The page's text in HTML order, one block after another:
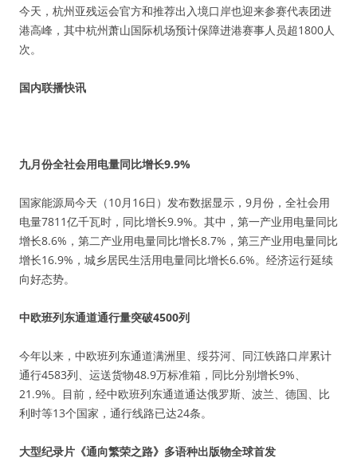
今天，杭州亚残运会官方和推荐出入境口岸也迎来参赛代表团进
港高峰，其中杭州萧山国际机场预计保障进港赛事人员超1800人
次。
国内联播快讯
九月份全社会用电量同比增长9.9%
国家能源局今天（10月16日）发布数据显示，9月份，全社会用
电量7811亿千瓦时，同比增长9.9%。其中，第一产业用电量同比
增长8.6%，第二产业用电量同比增长8.7%，第三产业用电量同比
增长16.9%，城乡居民生活用电量同比增长6.6%。经济运行延续
向好态势。
中欧班列东通道通行量突破4500列
今年以来，中欧班列东通道满洲里、绥芬河、同江铁路口岸累计
通行4583列、运送货物48.9万标准箱，同比分别增长9%、
21.9%。目前，经中欧班列东通道通达俄罗斯、波兰、德国、比
利时等13个国家，通行线路已达24条。
大型纪录片《通向繁荣之路》多语种出版物全球首发